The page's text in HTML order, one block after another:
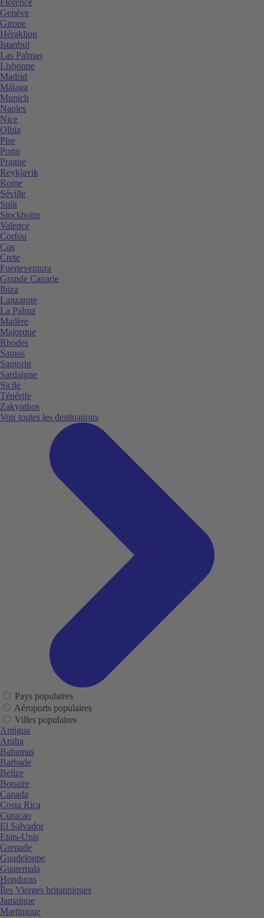
Genève
Girone
Héraklion
Istanbul
Las Palmas
Lisbonne
Madrid
Málaga
Munich
Naples
Nice
Olbia
Pise
Porto
Prague
Reykjavik
Rome
Séville
Split
Stockholm
Valence
Corfou
Cos
Crete
Fuerteventura
Grande Canarie
Ibiza
Lanzarote
La Palma
Madère
Majorque
Rhodes
Samos
Santorin
Sardaigne
Sicile
Ténérife
Zakynthos
Voir toutes les destinations
Pays populaires
Aéroports populaires
Villes populaires
Antigua
Aruba
Bahamas
Barbade
Belize
Bonaire
Canada
Costa Rica
Curaçao
El Salvador
Etats-Unis
Grenade
Guadeloupe
Guatemala
Honduras
Îles Vierges britanniques
Jamaïque
Martinique